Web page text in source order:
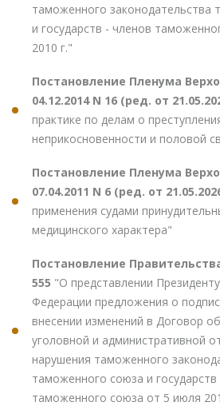
таможенного законодательства
и государств - членов
2010 г."
Постановление Пленума
04.12.2014 N 16 (ред. от
практике по делам о
неприкосновенности и половой
Постановление Пленума
07.04.2011 N 6 (ред. от
применения судами
медицинского характера"
Постановление
555 "О представлении
Федерации предложения о
внесении изменений в Договор
уголовной и административной
нарушения таможенного
таможенного союза и государств
таможенного союза от 5 июля